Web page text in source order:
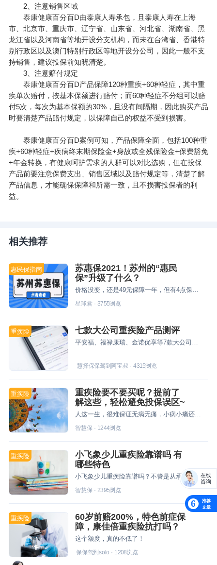
2、注意销售区域
泰康健康百分百D由泰康人寿承包，且泰康人寿在上海
市、北京市、重庆市、辽宁省、山东省、河北省、湖南省、黑
龙江省以及河南省等地开设分支机构，而未在台湾省、香港特
别行政区以及澳门特别行政区等地开设分公司，因此一般不支
持销售，建议投保前知晓清楚。
3、注意赔付规定
泰康健康百分百D产品保障120种重疾+60种轻症，其中重
疾单次赔付，按基本保额进行赔付；而60种轻症不分组可以赔
付5次，每次为基本保额的30%，且没有间隔期，因此购买产品
时要清楚产品赔付规定，以保障自己的权益不受到损害。
泰康健康百分百D案例可知，产品保障全面，包括100种重
疾+60种轻症+疾病终末期保险金+身故或全残保险金+保费豁免
+年金转换，有健康呵护需求的人群可以对比选购，但在投保
产品前要注意保费支出、销售区域以及赔付规定等，清楚了解
产品信息，才能确保保障和所需一致，且不损害投保者的利
益。
相关推荐
惠民保指南
苏惠保2021！苏州的“惠民
保”升级了什么？
星球君· 3755浏览
重疾险 七款大公司重疾险产品测评
慧择保保驾到阿宝叔· 4315浏览
重疾险
重疾险要不要买呢？提前了
解这些，轻松避免投保误区~
人这一生，很难保证无病无痛，小病小痛还好，要是不幸罹患重疾，很可能会拖垮一个家庭。为了防范重疾带来的经济损失，尽早规划一份重疾险显得尤为重要。很有必要
智慧保· 1244浏览
重疾险
小飞象少儿重疾险靠谱吗 有
哪些特色
小飞象少儿重疾险靠谱吗？不管是从承保公司还是产品本身看，小飞象少儿重疾险都是十分可靠的。
智慧保· 2395浏览
重疾险
60岁前赔200%，特色前症保
障，康佳倍重疾险抗打吗？
这个额度，真的不低了！
保保驾到solo · 1208浏览
6
推荐
文章
在线
咨询